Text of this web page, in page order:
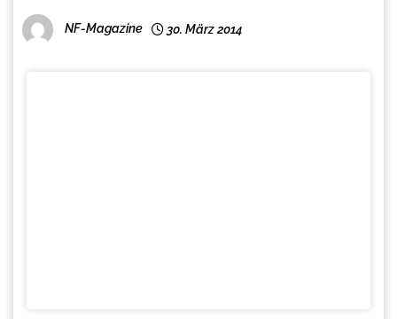
NF-Magazine 30. März 2014